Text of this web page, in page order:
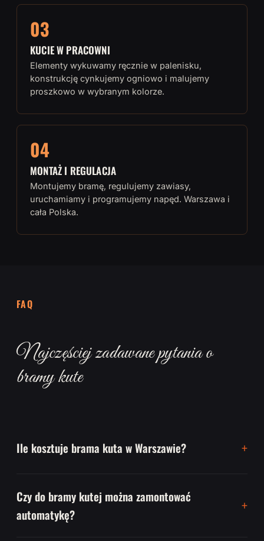
03
KUCIE W PRACOWNI
Elementy wykuwamy ręcznie w palenisku,
konstrukcję cynkujemy ogniowo i malujemy
proszkowo w wybranym kolorze.
04
MONTAŻ I REGULACJA
Montujemy bramę, regulujemy zawiasy,
uruchamiamy i programujemy napęd. Warszawa i
cała Polska.
FAQ
Najczęściej zadawane pytania o
bramy kute
Ile kosztuje brama kuta w Warszawie?
Czy do bramy kutej można zamontować
automatykę?